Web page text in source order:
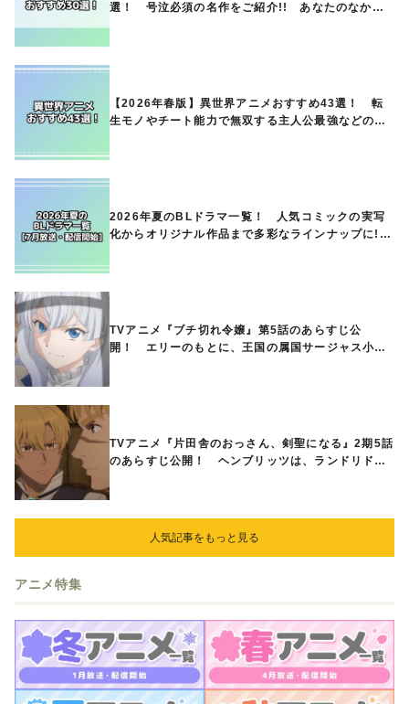
選！ 号泣必須の名作をご紹介!! あなたのなかの
【2026年春版】異世界アニメおすすめ43選！ 転
生モノやチート能力で無双する主人公最強などの人
2026年夏のBLドラマ一覧！ 人気コミックの実写
化からオリジナル作品まで多彩なラインナップに!!
TVアニメ『ブチ切れ令嬢』第5話のあらすじ公
開！ エリーのもとに、王国の属国サージャス小王
TVアニメ『片田舎のおっさん、剣聖になる』2期5話
のあらすじ公開！ ヘンブリッツは、ランドリドに
人気記事をもっと見る
アニメ特集